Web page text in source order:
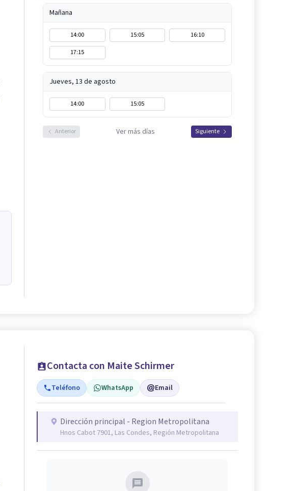
Mañana
14:00 15:05
16:10
17:15
Jueves, 13 de agosto
14:00 15:05
Anterior Ver más días Siguiente
Contacta con Maite Schirmer
Teléfono WhatsApp Email
Dirección principal - Region Metropolitana
Hnos Cabot 7901, Las Condes, Región Metropolitana